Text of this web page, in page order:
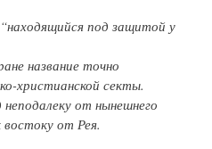
под защитой у
название точно
христианской секты.
от нынешнего
от Рея.